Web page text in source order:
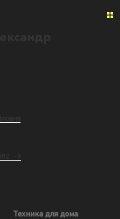
Техника для дома